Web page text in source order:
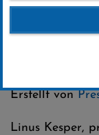
Erstellt von
Linus Kesper,